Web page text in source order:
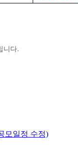
니다.​
모일정 수정)